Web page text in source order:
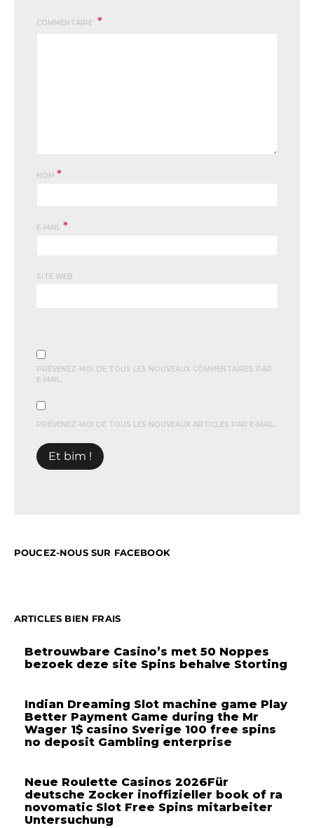
COMMENTAIRE
NOM *
E-MAIL *
SITE WEB
PRÉVENEZ-MOI DE TOUS LES NOUVEAUX COMMENTAIRES PAR
E-MAIL.
PRÉVENEZ-MOI DE TOUS LES NOUVEAUX ARTICLES PAR E-MAIL.
POUCEZ-NOUS SUR FACEBOOK
ARTICLES BIEN FRAIS
Betrouwbare Casino’s met 50 Noppes
bezoek deze site Spins behalve Storting
Indian Dreaming Slot machine game Play
Better Payment Game during the Mr
Wager 1$ casino Sverige 100 free spins
no deposit Gambling enterprise
Neue Roulette Casinos 2026Für
deutsche Zocker inoffizieller book of ra
novomatic Slot Free Spins mitarbeiter
Untersuchung